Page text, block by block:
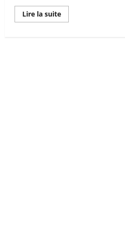
Lire la suiteEn
savoir